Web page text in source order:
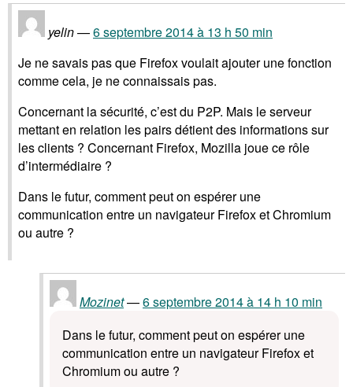
yelin
6 septembre 2014 à 13 h 50 min
Je ne savais pas que Firefox voulait ajouter une fonction
comme cela, je ne connaissais pas.
Concernant la sécurité, c’est du P2P. Mais le serveur
mettant en relation les pairs détient des informations sur
les clients ? Concernant Firefox, Mozilla joue ce rôle
d’intermédiaire ?
Dans le futur, comment peut on espérer une
communication entre un navigateur Firefox et Chromium
ou autre ?
Mozinet
6 septembre 2014 à 14 h 10 min
Dans le futur, comment peut on espérer une
communication entre un navigateur Firefox et
Chromium ou autre ?